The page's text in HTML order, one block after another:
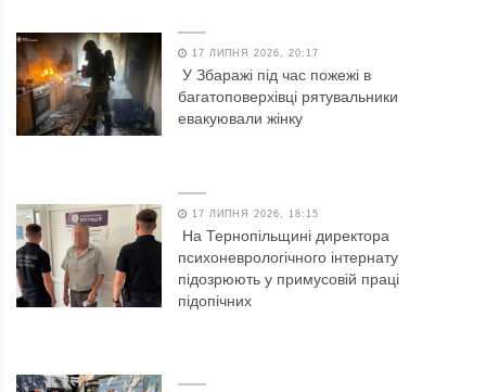
17 ЛИПНЯ 2026, 20:17
У Збаражі під час пожежі в
багатоповерхівці рятувальники
евакуювали жінку
17 ЛИПНЯ 2026, 18:15
На Тернопільщині директора
психоневрологічного інтернату
підозрюють у примусовій праці
підопічних